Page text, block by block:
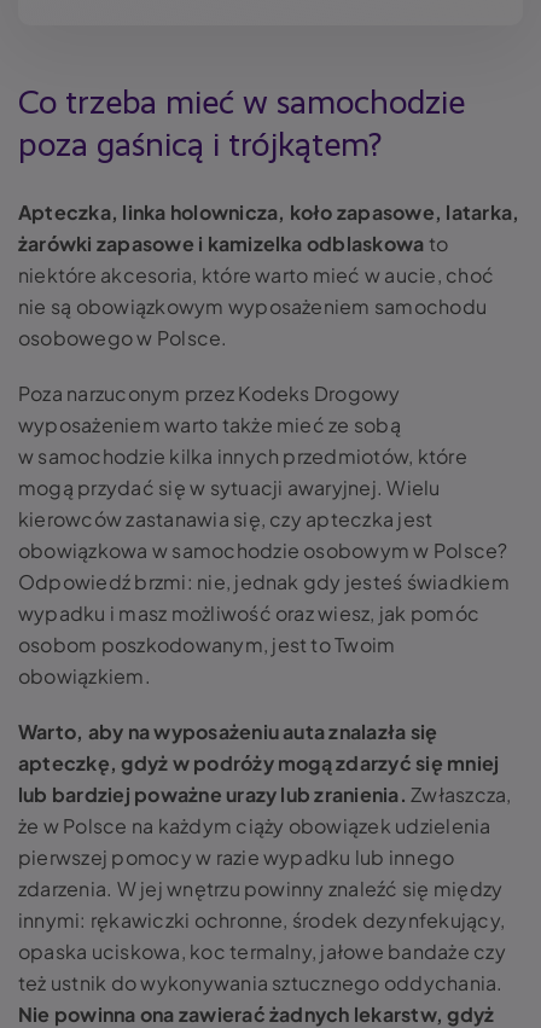
Co trzeba mieć w samochodzie
poza gaśnicą i trójkątem?
Apteczka, linka holownicza, koło zapasowe, latarka,
żarówki zapasowe i kamizelka odblaskowato
niektóre akcesoria, które warto mieć w aucie, choć
nie są obowiązkowym wyposażeniem samochodu
osobowego w Polsce.
Poza narzuconym przez Kodeks Drogowy
wyposażeniem warto także mieć ze sobą
w samochodzie kilka innych przedmiotów, które
mogą przydać się w sytuacji awaryjnej. Wielu
kierowców zastanawia się, czy apteczka jest
obowiązkowa w samochodzie osobowym w Polsce?
Odpowiedź brzmi: nie, jednak gdy jesteś świadkiem
wypadku i masz możliwość oraz wiesz, jak pomóc
osobom poszkodowanym, jest to Twoim
obowiązkiem.
Warto, aby na wyposażeniu auta znalazła się
apteczkę, gdyż w podróży mogą zdarzyć się mniej
lub bardziej poważne urazy lub zranienia. Zwłaszcza,
że w Polsce na każdym ciąży obowiązek udzielenia
pierwszej pomocy w razie wypadku lub innego
zdarzenia. W jej wnętrzu powinny znaleźć się między
innymi: rękawiczki ochronne, środek dezynfekujący,
opaska uciskowa, koc termalny, jałowe bandaże czy
też ustnik do wykonywania sztucznego oddychania.
Nie powinna ona zawierać żadnych lekarstw, gdyż